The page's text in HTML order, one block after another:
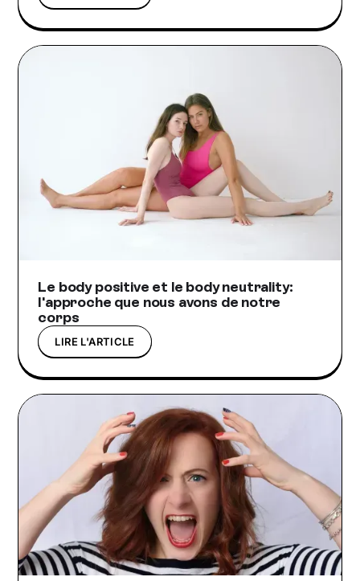
Le body positive et le body neutrality:
l'approche que nous avons de notre
corps
LIRE L'ARTICLE